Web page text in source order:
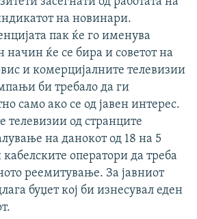
на новинари.
пак ќе го именува
начин ќе се бира и советот на
и комерцијалните телевизии
би требало да ги
само ако се од јавен интерес.
телевизии од странците
на данокот од 18 на 5
кабелските оператори да треба
реемитување. За јавниот
буџет кој би изнесувал еден